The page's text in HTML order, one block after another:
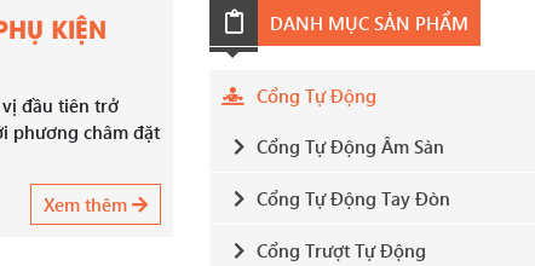
KIỆN
đầu tiên trở
phương châm đặt
Xem thêm
DANH MỤC SẢN PHẨM
Cổng Tự Động
Cổng Tự Động Âm Sàn
Cổng Tự Động Tay Đòn
Cổng Trượt Tự Động